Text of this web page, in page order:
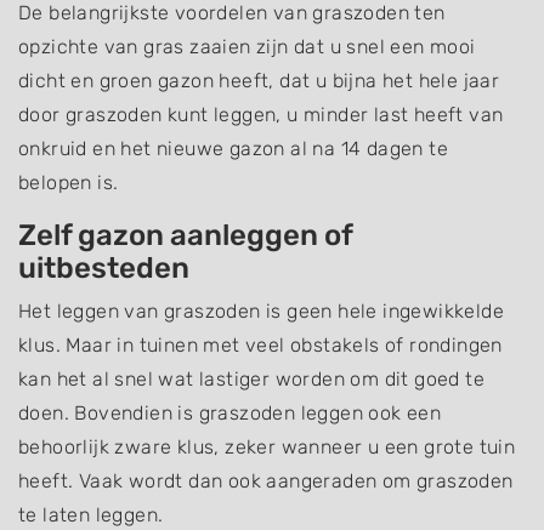
De belangrijkste voordelen van graszoden ten
opzichte van gras zaaien zijn dat u snel een mooi
dicht en groen gazon heeft, dat u bijna het hele jaar
door graszoden kunt leggen, u minder last heeft van
onkruid en het nieuwe gazon al na 14 dagen te
belopen is.
Zelf gazon aanleggen of
uitbesteden
Het leggen van graszoden is geen hele ingewikkelde
klus. Maar in tuinen met veel obstakels of rondingen
kan het al snel wat lastiger worden om dit goed te
doen. Bovendien is graszoden leggen ook een
behoorlijk zware klus, zeker wanneer u een grote tuin
heeft. Vaak wordt dan ook aangeraden om graszoden
te laten leggen.